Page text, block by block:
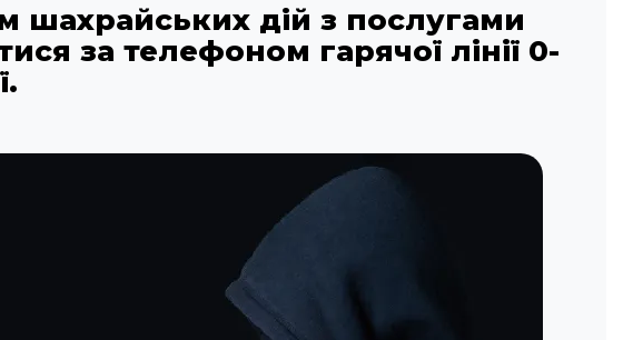
шахрайських дій з послугами
за телефоном гарячої лінії 0-